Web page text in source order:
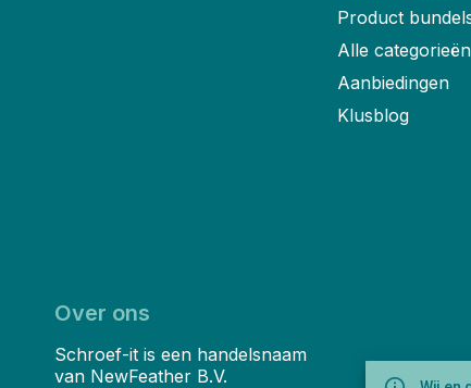
Product
Alle categorieën
Aanbiedingen
Klusblog
Over ons
Schroef-it is een handelsnaam
van NewFeather B.V.